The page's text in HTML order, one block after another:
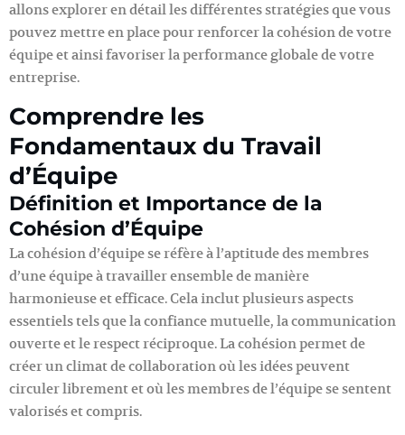
allons explorer en détail les différentes stratégies que vous
pouvez mettre en place pour renforcer la cohésion de votre
équipe et ainsi favoriser la performance globale de votre
entreprise.
Comprendre les
Fondamentaux du Travail
d’Équipe
Définition et Importance de la
Cohésion d’Équipe
La cohésion d’équipe se réfère à l’aptitude des membres
d’une équipe à travailler ensemble de manière
harmonieuse et efficace. Cela inclut plusieurs aspects
essentiels tels que la confiance mutuelle, la communication
ouverte et le respect réciproque. La cohésion permet de
créer un climat de collaboration où les idées peuvent
circuler librement et où les membres de l’équipe se sentent
valorisés et compris.